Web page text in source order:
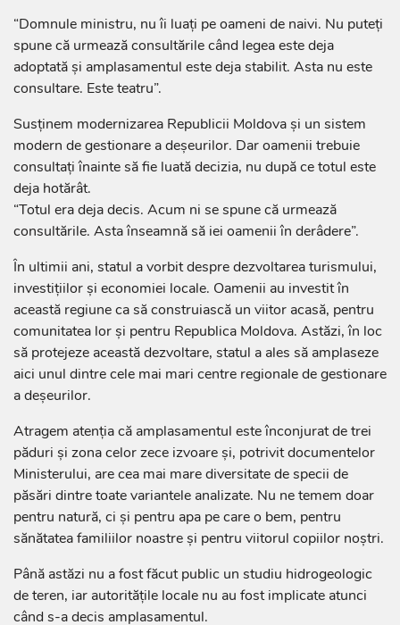
“Domnule ministru, nu îi luați pe oameni de naivi. Nu puteți
spune că urmează consultările când legea este deja
adoptată și amplasamentul este deja stabilit. Asta nu este
consultare. Este teatru”.
Susținem modernizarea Republicii Moldova și un sistem
modern de gestionare a deșeurilor. Dar oamenii trebuie
consultați înainte să fie luată decizia, nu după ce totul este
deja hotărât.
“Totul era deja decis. Acum ni se spune că urmează
consultările. Asta înseamnă să iei oamenii în derâdere”.
În ultimii ani, statul a vorbit despre dezvoltarea turismului,
investițiilor și economiei locale. Oamenii au investit în
această regiune ca să construiască un viitor acasă, pentru
comunitatea lor și pentru Republica Moldova. Astăzi, în loc
să protejeze această dezvoltare, statul a ales să amplaseze
aici unul dintre cele mai mari centre regionale de gestionare
a deșeurilor.
Atragem atenția că amplasamentul este înconjurat de trei
păduri și zona celor zece izvoare și, potrivit documentelor
Ministerului, are cea mai mare diversitate de specii de
păsări dintre toate variantele analizate. Nu ne temem doar
pentru natură, ci și pentru apa pe care o bem, pentru
sănătatea familiilor noastre și pentru viitorul copiilor noștri.
Până astăzi nu a fost făcut public un studiu hidrogeologic
de teren, iar autoritățile locale nu au fost implicate atunci
când s-a decis amplasamentul.